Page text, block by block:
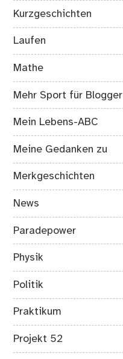
Kurzgeschichten
Laufen
Mathe
Mehr Sport für Blogger
Mein Lebens-ABC
Meine Gedanken zu
Merkgeschichten
News
Paradepower
Physik
Politik
Praktikum
Projekt 52